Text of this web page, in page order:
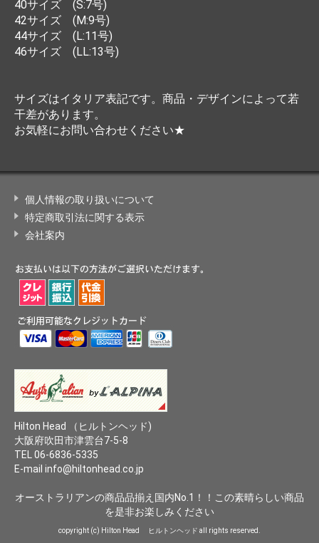
40サイズ (S:7号)
42サイズ (M:9号)
44サイズ (L:11号)
46サイズ (LL:13号)
サイズはイタリア表記です。商品・デザインによって若
干差があります。
お気軽にお問い合わせください★
個人情報の取り扱いについて
特定商取引法に関する表示
会社案内
Hilton Head （ヒルトンヘッド)
大阪府吹田市津雲台7-5-8
TEL 06-6836-5335
E-mail info@hiltonhead.co.jp
オーストラリアンの商品品揃え国内No.1！！この素晴らしい商品
を是非お楽しみください
copyright (c) Hilton Head ヒルトンヘッド all rights reserved.